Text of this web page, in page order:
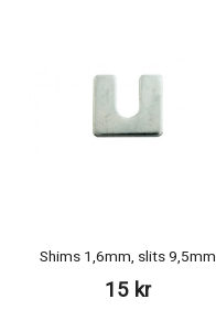
Shims 1,6mm, slits 9,5mm
15 kr